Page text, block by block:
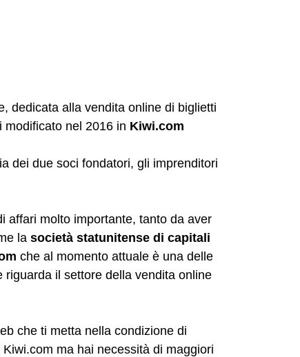
dedicata alla vendita online di biglietti
modificato nel 2016 in Kiwi.com
dei due soci fondatori, gli imprenditori
affari molto importante, tanto da aver
la società statunitense di capitali
che al momento attuale è una delle
il settore della vendita online
che ti metta nella condizione di
ma hai necessità di maggiori